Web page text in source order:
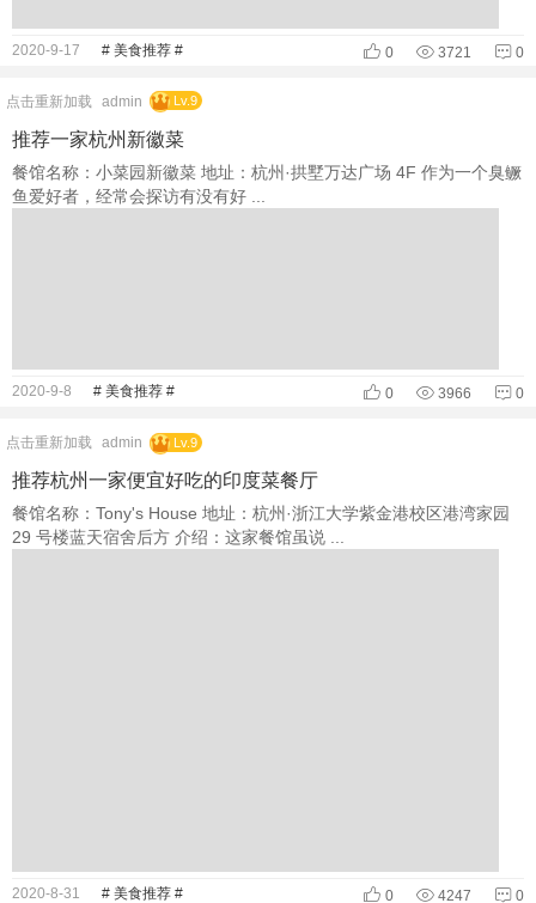
2020-9-17 # 美食推荐 # 0 3721 0
点击重新加载 admin Lv.9
推荐一家杭州新徽菜
餐馆名称：小菜园新徽菜 地址：杭州·拱墅万达广场 4F 作为一个臭鳜
鱼爱好者，经常会探访有没有好 ...
2020-9-8 # 美食推荐 # 0 3966 0
点击重新加载 admin Lv.9
推荐杭州一家便宜好吃的印度菜餐厅
餐馆名称：Tony's House 地址：杭州·浙江大学紫金港校区港湾家园
29 号楼蓝天宿舍后方 介绍：这家餐馆虽说 ...
2020-8-31 # 美食推荐 # 0 4247 0